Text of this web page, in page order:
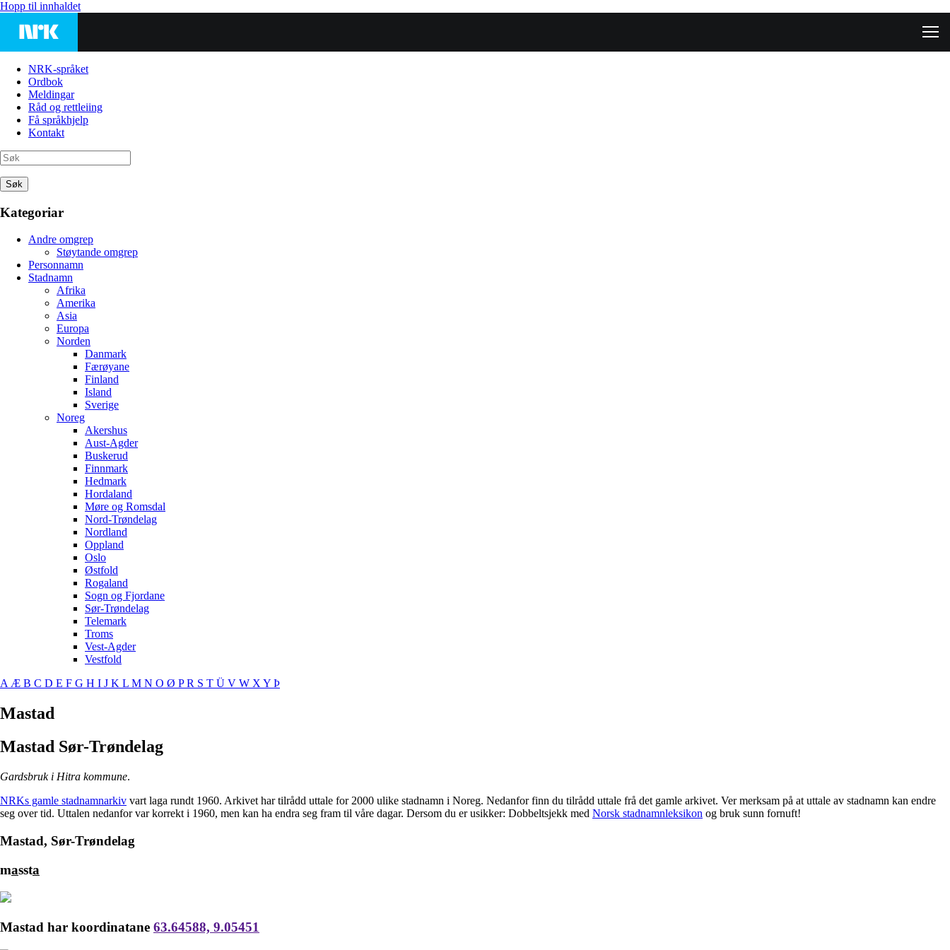
Hopp til innhaldet
NRK-språket
Ordbok
Meldingar
Råd og rettleiing
Få språkhjelp
Kontakt
Søk
Kategoriar
Andre omgrep
Støytande omgrep
Personnamn
Stadnamn
Afrika
Amerika
Asia
Europa
Norden
Danmark
Færøyane
Finland
Island
Sverige
Noreg
Akershus
Aust-Agder
Buskerud
Finnmark
Hedmark
Hordaland
Møre og Romsdal
Nord-Trøndelag
Nordland
Oppland
Oslo
Østfold
Rogaland
Sogn og Fjordane
Sør-Trøndelag
Telemark
Troms
Vest-Agder
Vestfold
AÆ B C D E F G H I J K L M N O Ø PR S T Ü V W XY Þ
Mastad
Mastad Sør-Trøndelag
Gardsbruk i Hitra kommune.
NRKs gamle stadnamnarkiv vart laga rundt 1960. Arkivet har tilrådd uttale for 2000 ulike stadnamn i Noreg. Nedanfor finn du tilrådd uttale frå det gamle arkivet. Ver merksam på at uttale av stadnamn kan endre
seg over tid. Uttalen nedanfor var korrekt i 1960, men kan ha endra seg fram til våre dagar. Dersom du er usikker: Dobbeltsjekk med Norsk stadnamnleksikon og bruk sunn fornuft!
Mastad, Sør-Trøndelag
massta
Mastad har koordinatane 63.64588, 9.05451